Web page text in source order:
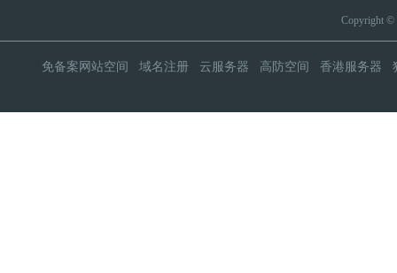
Copyright
免备案网站空间 域名注册 云服务器 高防空间 香港服务器